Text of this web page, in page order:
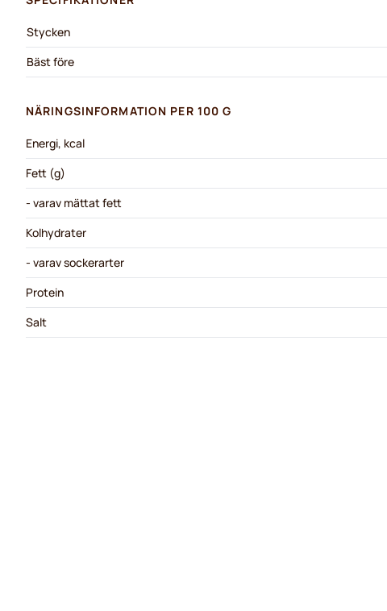
Stycken
Bäst före
NÄRINGSINFORMATION PER 100 G
Energi, kcal
Fett (g)
- varav mättat fett
Kolhydrater
- varav sockerarter
Protein
Salt